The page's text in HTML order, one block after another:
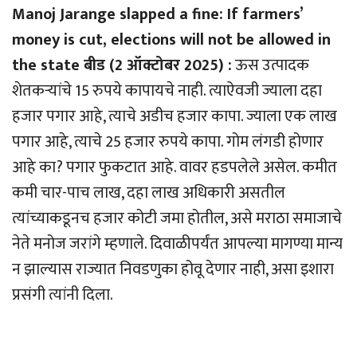
Manoj Jarange slapped a fine: If farmers’
money is cut, elections will not be allowed in
the state बीड (2 ऑक्टोबर 2025) :ऊस उत्पादक
शेतकर्‍यांचे 15 रुपये कापायचे नाही. त्याऐवजी ज्याला दहा
हजार पगार आहे, त्याचे अडीच हजार कापा. ज्याला एक लाख
पगार आहे, त्याचे 25 हजार रुपये कापा. गोम लंगडी होणार
आहे का? पगार फुकटात आहे. वावर हडपलेले असेल. कमीत
कमी चार-पाच लाख, दहा लाख अधिकारी असतील
त्यांच्याकडूनच हजार कोटी जमा होतील, असे मराठा समाजाचे
नेते मनोज जरांगे म्हणाले. दिवाळीपर्यंत आपल्या मागण्या मान्य
न झाल्यास राज्यात निवडणुका होवू देणार नाही, असा इशारा
प्रसंगी त्यांनी दिला.